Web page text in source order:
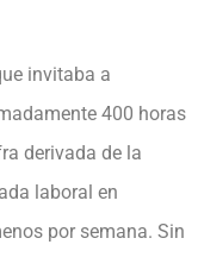
invitaba a
400 horas
derivada de la
laboral en
por semana. Sin